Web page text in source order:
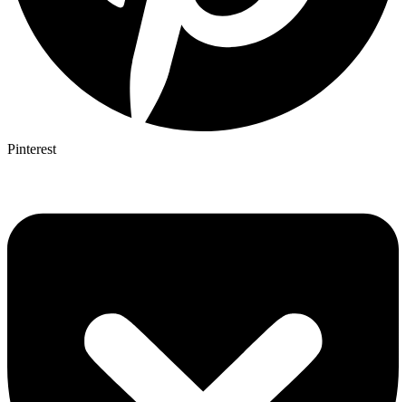
Pinterest